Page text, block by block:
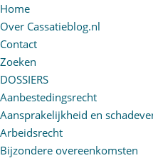
Home
Over Cassatieblog.nl
Contact
Zoeken
DOSSIERS
Aanbestedingsrecht
Aansprakelijkheid en
Arbeidsrecht
Bijzondere overeenkomsten